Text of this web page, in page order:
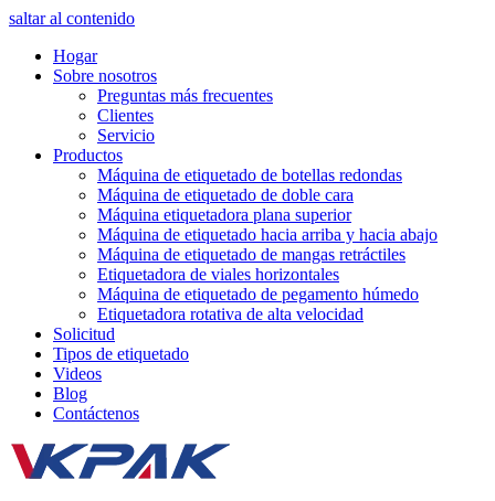
saltar al contenido
Hogar
Sobre nosotros
Preguntas más frecuentes
Clientes
Servicio
Productos
Máquina de etiquetado de botellas redondas
Máquina de etiquetado de doble cara
Máquina etiquetadora plana superior
Máquina de etiquetado hacia arriba y hacia abajo
Máquina de etiquetado de mangas retráctiles
Etiquetadora de viales horizontales
Máquina de etiquetado de pegamento húmedo
Etiquetadora rotativa de alta velocidad
Solicitud
Tipos de etiquetado
Videos
Blog
Contáctenos